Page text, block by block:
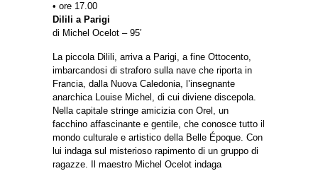
• ore 17.00
Dilili a Parigi
di Michel Ocelot – 95′
La piccola Dilili, arriva a Parigi, a fine Ottocento,
imbarcandosi di straforo sulla nave che riporta in
Francia, dalla Nuova Caledonia, l’insegnante
anarchica Louise Michel, di cui diviene discepola.
Nella capitale stringe amicizia con Orel, un
facchino affascinante e gentile, che conosce tutto il
mondo culturale e artistico della Belle Époque. Con
lui indaga sul misterioso rapimento di un gruppo di
ragazze. Il maestro Michel Ocelot indaga